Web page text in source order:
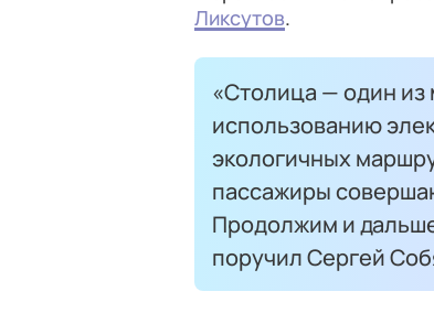
Ликсутов.
«Столица — один из
использованию
экологичных
пассажиры
Продолжим и
поручил Сергей